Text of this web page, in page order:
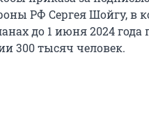
РФ Сергея Шойгу, в
до 1 июня 2024 года
300 тысяч человек.